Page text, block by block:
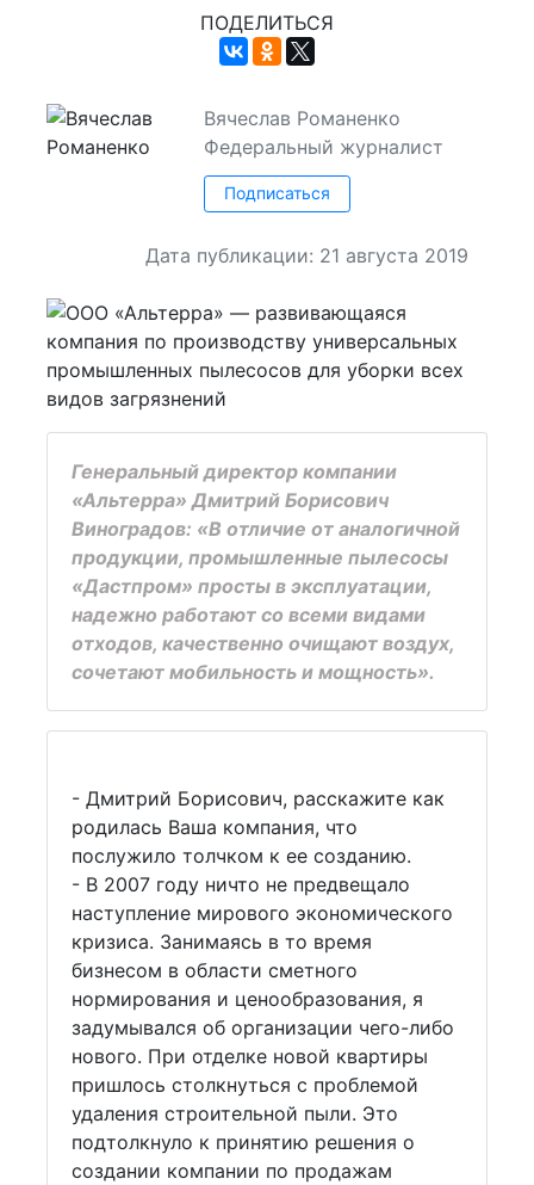
ПОДЕЛИТЬСЯ
Вячеслав Романенко
Федеральный журналист
Подписаться
Дата публикации: 21 августа 2019
Генеральный директор компании
«Альтерра» Дмитрий Борисович
Виноградов: «В отличие от аналогичной
продукции, промышленные пылесосы
«Дастпром» просты в эксплуатации,
надежно работают со всеми видами
отходов, качественно очищают воздух,
сочетают мобильность и мощность».
- Дмитрий Борисович, расскажите как
родилась Ваша компания, что
послужило толчком к ее созданию.
- В 2007 году ничто не предвещало
наступление мирового экономического
кризиса. Занимаясь в то время
бизнесом в области сметного
нормирования и ценообразования, я
задумывался об организации чего-либо
нового. При отделке новой квартиры
пришлось столкнуться с проблемой
удаления строительной пыли. Это
подтолкнуло к принятию решения о
создании компании по продажам